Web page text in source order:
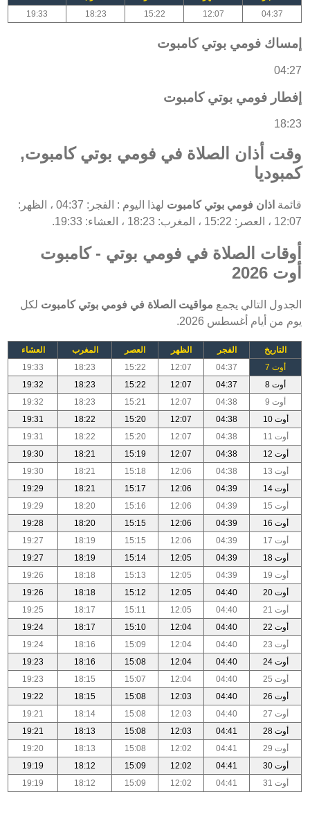
04:37
12:07
15:22
18:23
19:33
إمساك فومي بوتي كامبوت
04:27
إفطار فومي بوتي كامبوت
18:23
وقت أذان الصلاة في فومي بوتي كامبوت,
كمبوديا
قائمة اذان فومي بوتي كامبوت
لهذا اليوم : الفجر: 04:37 ، الظهر:
12:07 ، العصر: 15:22 ، المغرب: 18:23 ، العشاء: 19:33.
أوقات الصلاة في فومي بوتي - كامبوت
أوت 2026
الجدول التالي يجمع مواقيت الصلاة في فومي بوتي كامبوت لكل
يوم من أيام أغسطس 2026.
التاريخ الفجر الظهر العصر المغرب
العشاء
أوت 7
04:37
12:07
15:22
18:23
19:33
أوت 8
04:37
12:07
15:22
18:23
19:32
أوت 9
04:38
12:07
15:21
18:23
19:32
أوت 10
04:38
12:07
15:20
18:22
19:31
أوت 11
04:38
12:07
15:20
18:22
19:31
أوت 12
04:38
12:07
15:19
18:21
19:30
أوت 13
04:38
12:06
15:18
18:21
19:30
أوت 14
04:39
12:06
15:17
18:21
19:29
أوت 15
04:39
12:06
15:16
18:20
19:29
أوت 16
04:39
12:06
15:15
18:20
19:28
أوت 17
04:39
12:06
15:15
18:19
19:27
أوت 18
04:39
12:05
15:14
18:19
19:27
أوت 19
04:39
12:05
15:13
18:18
19:26
أوت 20
04:40
12:05
15:12
18:18
19:26
أوت 21
04:40
12:05
15:11
18:17
19:25
أوت 22
04:40
12:04
15:10
18:17
19:24
أوت 23
04:40
12:04
15:09
18:16
19:24
أوت 24
04:40
12:04
15:08
18:16
19:23
أوت 25
04:40
12:04
15:07
18:15
19:23
أوت 26
04:40
12:03
15:08
18:15
19:22
أوت 27
04:40
12:03
15:08
18:14
19:21
أوت 28
04:41
12:03
15:08
18:13
19:21
أوت 29
04:41
12:02
15:08
18:13
19:20
أوت 30
04:41
12:02
15:09
18:12
19:19
أوت 31
04:41
12:02
15:09
18:12
19:19